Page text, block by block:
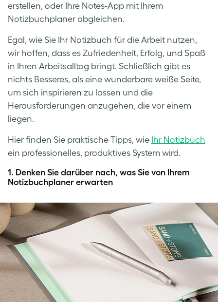
erstellen, oder Ihre Notes-App mit Ihrem
Notizbuchplaner abgleichen.
Egal, wie Sie Ihr Notizbuch für die Arbeit nutzen,
wir hoffen, dass es Zufriedenheit, Erfolg, und Spaß
in Ihren Arbeitsalltag bringt. Schließlich gibt es
nichts Besseres, als eine wunderbare weiße Seite,
um sich inspirieren zu lassen und die
Herausforderungen anzugehen, die vor einem
liegen.
Hier finden Sie praktische Tipps, wie Ihr Notizbuch
ein professionelles, produktives System wird.
1. Denken Sie darüber nach, was Sie von Ihrem
Notizbuchplaner erwarten